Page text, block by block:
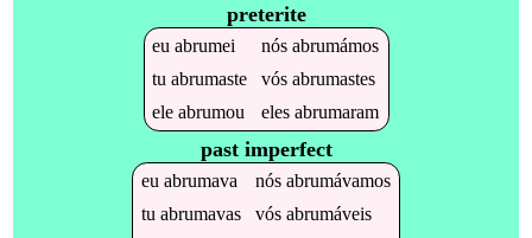
preterite
euabrumei nósabrumámos
tuabrumaste vósabrumastes
eleabrumou elesabrumaram
past imperfect
eu abrumava nós abrumávamos
tu abrumavas vós abrumáveis